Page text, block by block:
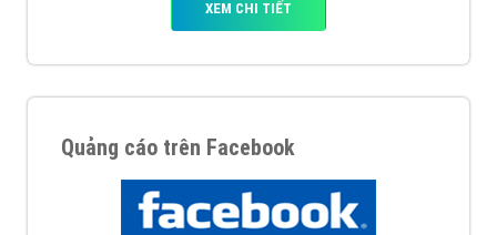
XEM CHI TIẾT
Quảng cáo trên Facebook